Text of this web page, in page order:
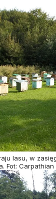
lasu, w
Fot: